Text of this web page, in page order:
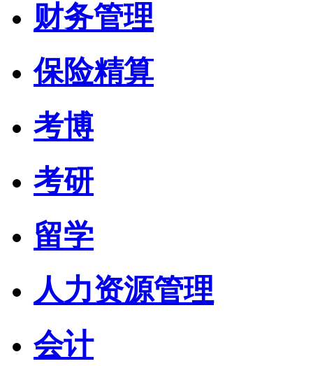
财务管理
保险精算
考博
考研
留学
人力资源管理
会计